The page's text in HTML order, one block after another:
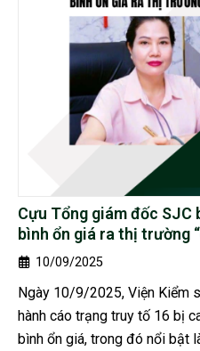
Cựu Tổng giám đốc
bình ổn giá ra thị trường
10/09/2025
Ngày 10/9/2025, Viện Kiểm
hành cáo trạng truy tố 16 bị
bình ổn giá, trong đó nổi bật